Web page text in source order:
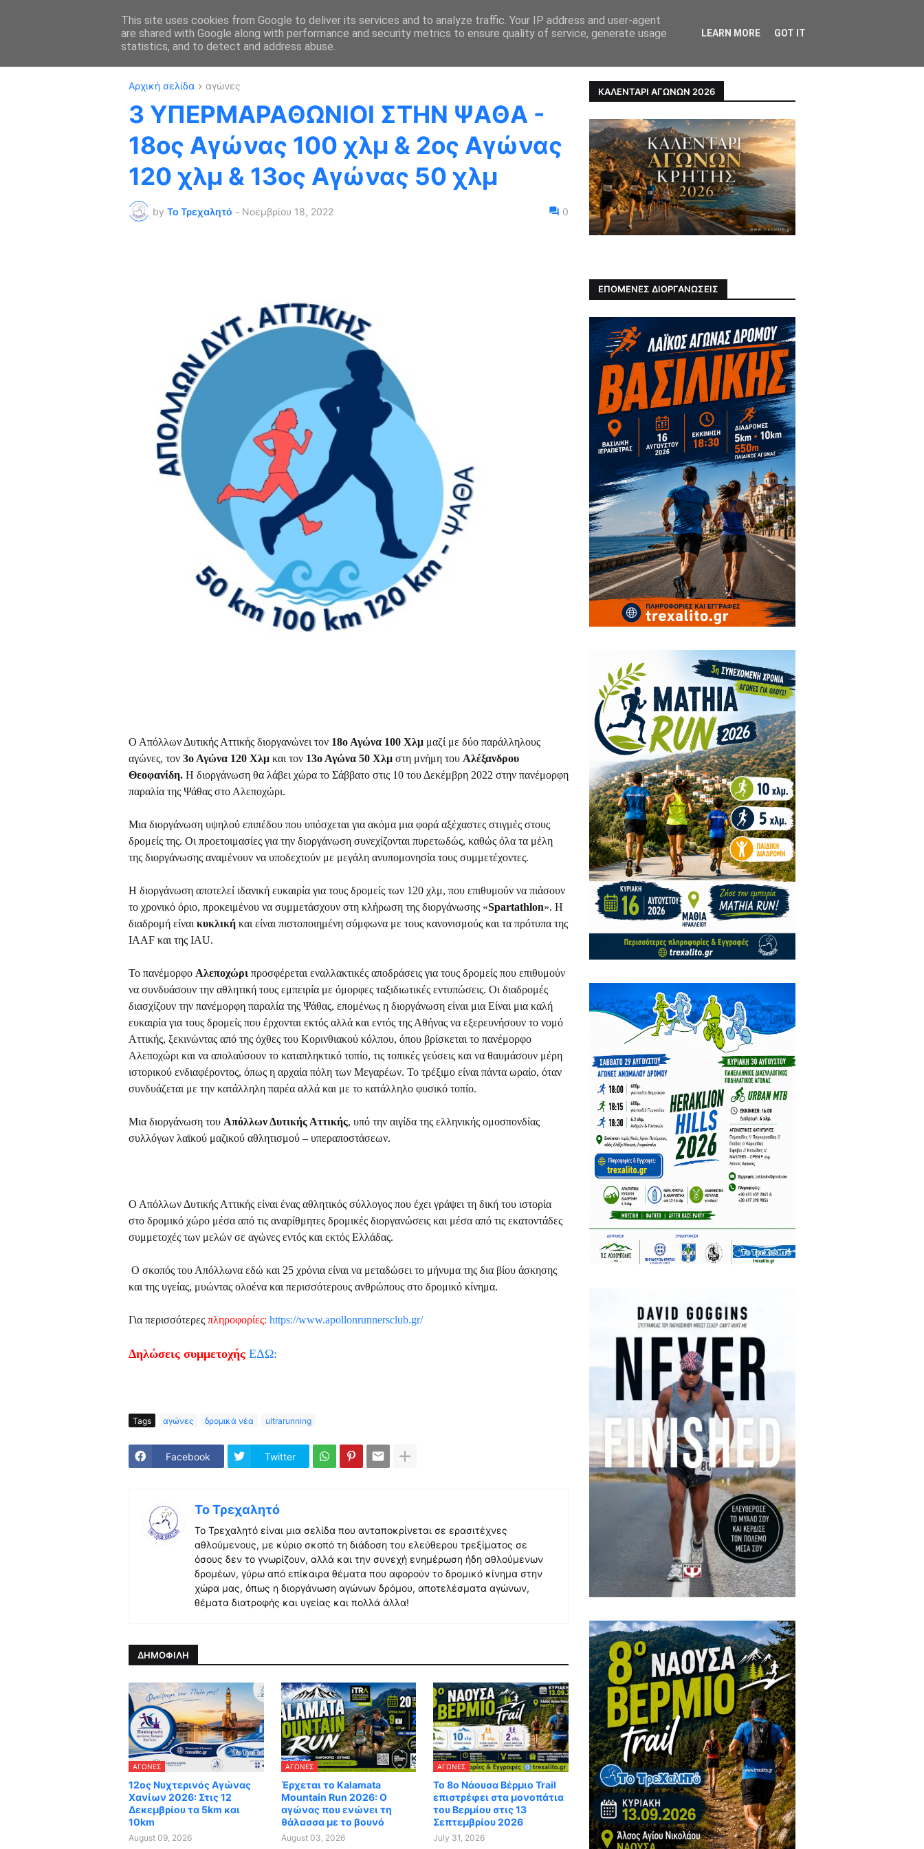
ΑΡΧΙΚΗ ΔΡΟΜΙΚΑ ΝΕΑ ΑΓΩΝΕΣ ΑΠΟΤΕΛΕΣΜΑΤΑ ULTRARUNNING ΠΡΟΣΩΠΑ ΥΓΕΙΑ
Αρχική σελίδα αγώνες
3 ΥΠΕΡΜΑΡΑΘΩΝΙΟΙ ΣΤΗΝ ΨΑΘΑ -
18ος Αγώνας 100 χλμ & 2ος Αγώνας
120 χλμ & 13ος Αγώνας 50 χλμ
by Το Τρεχαλητό - Νοεμβρίου 18, 2022 0
Ο Απόλλων Δυτικής Αττικής διοργανώνει τον 18ο Αγώνα 100 Χλμ μαζί με δύο παράλληλους
αγώνες, τον 3ο Αγώνα 120 Χλμ και τον 13ο Αγώνα 50 Χλμ στη μνήμη του Αλέξανδρου
Θεοφανίδη. Η διοργάνωση θα λάβει χώρα το Σάββατο στις 10 του Δεκέμβρη 2022 στην πανέμορφη
παραλία της Ψάθας στο Αλεποχώρι.
Μια διοργάνωση υψηλού επιπέδου που υπόσχεται για ακόμα μια φορά αξέχαστες στιγμές στους
δρομείς της. Οι προετοιμασίες για την διοργάνωση συνεχίζονται πυρετωδώς, καθώς όλα τα μέλη
της διοργάνωσης αναμένουν να υποδεχτούν με μεγάλη ανυπομονησία τους συμμετέχοντες.
Η διοργάνωση αποτελεί ιδανική ευκαιρία για τους δρομείς των 120 χλμ, που επιθυμούν να πιάσουν
το χρονικό όριο, προκειμένου να συμμετάσχουν στη κλήρωση της διοργάνωσης «Spartathlon». H
διαδρομή είναι κυκλική και είναι πιστοποιημένη σύμφωνα με τους κανονισμούς και τα πρότυπα της
ΙΑAF και της ΙΑU.
Το πανέμορφο Αλεποχώρι προσφέρεται εναλλακτικές αποδράσεις για τους δρομείς που επιθυμούν
να συνδυάσουν την αθλητική τους εμπειρία με όμορφες ταξιδιωτικές εντυπώσεις. Οι διαδρομές
διασχίζουν την πανέμορφη παραλία της Ψάθας, επομένως η διοργάνωση είναι μια Είναι μια καλή
ευκαιρία για τους δρομείς που έρχονται εκτός αλλά και εντός της Αθήνας να εξερευνήσουν το νομό
Αττικής, ξεκινώντας από της όχθες του Κορινθιακού κόλπου, όπου βρίσκεται το πανέμορφο
Αλεποχώρι και να απολαύσουν το καταπληκτικό τοπίο, τις τοπικές γεύσεις και να θαυμάσουν μέρη
ιστορικού ενδιαφέροντος, όπως η αρχαία πόλη των Μεγαρέων. Το τρέξιμο είναι πάντα ωραίο, όταν
συνδυάζεται με την κατάλληλη παρέα αλλά και με το κατάλληλο φυσικό τοπίο.
Μια διοργάνωση του Απόλλων Δυτικής Αττικής, υπό την αιγίδα της ελληνικής ομοσπονδίας
συλλόγων λαϊκού μαζικού αθλητισμού – υπεραποστάσεων.
Ο Απόλλων Δυτικής Αττικής είναι ένας αθλητικός σύλλογος που έχει γράψει τη δική του ιστορία
στο δρομικό χώρο μέσα από τις αναρίθμητες δρομικές διοργανώσεις και μέσα από τις εκατοντάδες
συμμετοχές των μελών σε αγώνες εντός και εκτός Ελλάδας.
Ο σκοπός του Απόλλωνα εδώ και 25 χρόνια είναι να μεταδώσει το μήνυμα της δια βίου άσκησης
και της υγείας, μυώντας ολοένα και περισσότερους ανθρώπους στο δρομικό κίνημα.
Για περισσότερες πληροφορίες: https://www.apollonrunnersclub.gr/
Δηλώσεις συμμετοχής ΕΔΩ:
Tags αγώνες δρομικά νέα ultrarunning
Facebook Twitter
Το Τρεχαλητό
Το Τρεχαλητό είναι μια σελίδα που ανταποκρίνεται σε ερασιτέχνες
αθλούμενους, με κύριο σκοπό τη διάδοση του ελεύθερου τρεξίματος σε
όσους δεν το γνωρίζουν, αλλά και την συνεχή ενημέρωση ήδη αθλούμενων
δρομέων, γύρω από επίκαιρα θέματα που αφορούν το δρομικό κίνημα στην
χώρα μας, όπως η διοργάνωση αγώνων δρόμου, αποτελέσματα αγώνων,
θέματα διατροφής και υγείας και πολλά άλλα!
ΔΗΜΟΦΙΛΗ
ΑΓΏΝΕΣ
12ος Νυχτερινός Αγώνας
Χανίων 2026: Στις 12
Δεκεμβρίου τα 5km και
10km
August 09, 2026
ΑΓΏΝΕΣ
Έρχεται το Kalamata
Mountain Run 2026: Ο
αγώνας που ενώνει τη
θάλασσα με το βουνό
August 03, 2026
ΑΓΏΝΕΣ
Το 8ο Νάουσα Βέρμιο Trail
επιστρέφει στα μονοπάτια
του Βερμίου στις 13
Σεπτεμβρίου 2026
July 31, 2026
ΚΑΛΕΝΤΑΡΙ ΑΓΩΝΩΝ 2026
ΕΠΟΜΕΝΕΣ ΔΙΟΡΓΑΝΩΣΕΙΣ
This site uses cookies from Google to deliver its services and to analyze traffic. Your IP address and user-agent
are shared with Google along with performance and security metrics to ensure quality of service, generate usage
statistics, and to detect and address abuse.
LEARN MORE GOT IT